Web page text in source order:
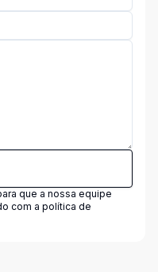
que a nossa equipe
com a política de